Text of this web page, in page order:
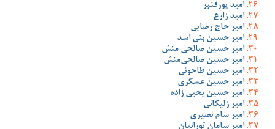
امید پورقنبر
امید زارع
امیر حاج رضایی
امیر حسین بنی اسد
امیر حسین صالحی منش
امیر حسین صالحی‌منش
امیر حسین طاحونی
امیر حسین عسگری
امیر حسین یحیی زاده
امیر زلیکانی
امیر سام نصیری
امیر سامان تورانیان